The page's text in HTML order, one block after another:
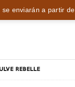
se enviarán a partir
REBELLE